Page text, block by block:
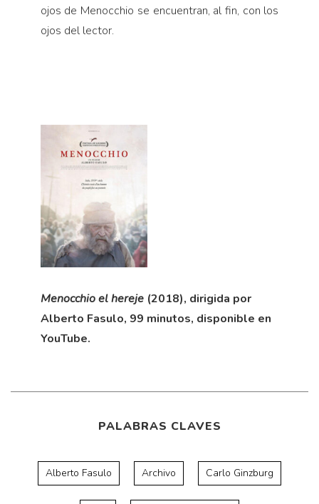
ojos de Menocchio se encuentran, al fin, con los
ojos del lector.
Menocchio el hereje(2018), dirigida por
Alberto Fasulo, 99 minutos, disponible en
YouTube.
PALABRAS CLAVES
Alberto Fasulo Archivo Carlo Ginzburg